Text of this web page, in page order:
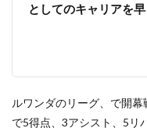
としてのキャリアを
ルワンダのリーグ、で開
で5得点、3アシスト、5リ